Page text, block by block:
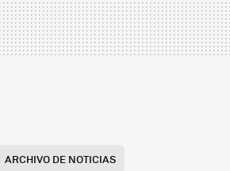
ARCHIVO DE NOTICIAS